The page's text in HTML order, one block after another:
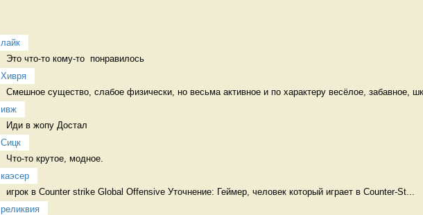
лайк
Это что-то кому-то  понравилось
Хивря
Смешное существо, слабое физически, но весьма активное и по характеру весёлое, забавное,
ивж
Иди в жопу Достал
Сицк
Что-то крутое, модное.
каэсер
игрок в Counter strike Global Offensive Уточнение: Геймер, человек который играет в Counter-St...
реликвия